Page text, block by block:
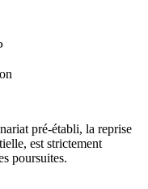
pré-établi, la reprise
est strictement
poursuites.